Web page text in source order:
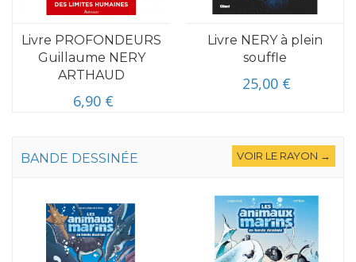
Livre PROFONDEURS
Guillaume NERY
ARTHAUD
6,90 €
Livre NERY à plein
souffle
25,00 €
BANDE DESSINÉE VOIR LE RAYON →